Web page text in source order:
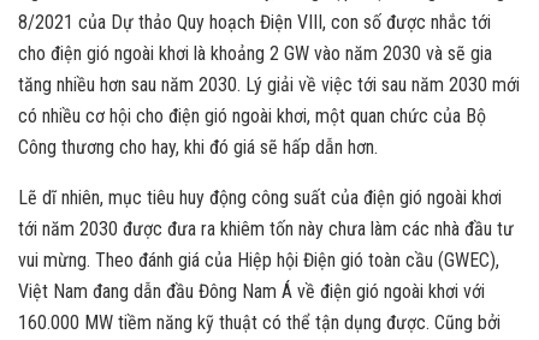
8/2021 của Dự thảo Quy hoạch Điện VIII, con số được nhắc tới
cho điện gió ngoài khơi là khoảng 2 GW vào năm 2030 và sẽ gia
tăng nhiều hơn sau năm 2030. Lý giải về việc tới sau năm 2030 mới
có nhiều cơ hội cho điện gió ngoài khơi, một quan chức của Bộ
Công thương cho hay, khi đó giá sẽ hấp dẫn hơn.
Lẽ dĩ nhiên, mục tiêu huy động công suất của điện gió ngoài khơi
tới năm 2030 được đưa ra khiêm tốn này chưa làm các nhà đầu tư
vui mừng. Theo đánh giá của Hiệp hội Điện gió toàn cầu (GWEC),
Việt Nam đang dẫn đầu Đông Nam Á về điện gió ngoài khơi với
160.000 MW tiềm năng kỹ thuật có thể tận dụng được. Cũng bởi